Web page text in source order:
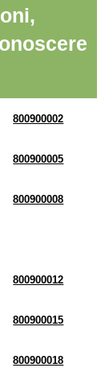
800900002
800900005
800900008
800900012
800900015
800900018